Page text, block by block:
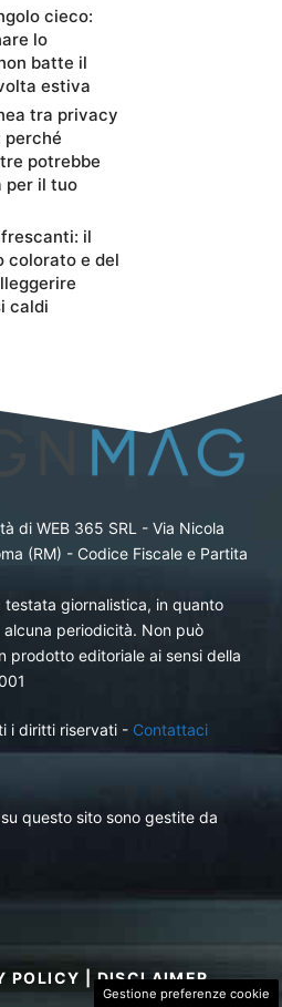
cieco:
lo
batte il
estiva
tra privacy
perché
potrebbe
per il tuo
il
colorato e del
caldi
di WEB 365 SRL - Via Nicola
(RM) - Codice Fiscale e Partita
testata giornalistica, in quanto
periodicità. Non può
prodotto editoriale ai sensi della
i diritti riservati - Contattaci
questo sito sono gestite da
POLICY |DISCLAIMER
Gestione preferenze cookie